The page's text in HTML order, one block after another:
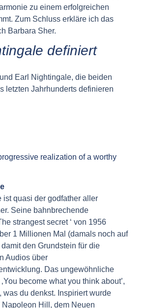
zu einem erfolgreichen
Zum Schluss erkläre ich das
Barbara Sher.
definiert
Earl Nightingale, die beiden
letzten Jahrhunderts definieren
realization of a worthy
ist quasi der godfather aller
Seine bahnbrechende
strangest secret ‘ von 1956
1 Millionen Mal (damals noch auf
den Grundstein für die
Audios über
Das ungewöhnliche
become what you think about’,
was du denkst. Inspiriert wurde
Hill, dem Neuen